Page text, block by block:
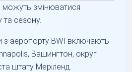
можуть змінюватися
та сезону.
з аеропорту BWI включають
Вашингтон, округ
штату Меріленд.